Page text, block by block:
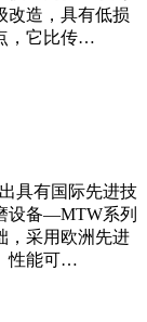
改造，具有低损
，它比传…
具有国际先进技
设备—MTW系列
，采用欧洲先进
性能可…